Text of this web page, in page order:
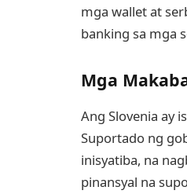
mga wallet at
banking sa mga
Mga
Ang Slovenia ay
Suportado ng
inisyatiba, na
pinansyal na